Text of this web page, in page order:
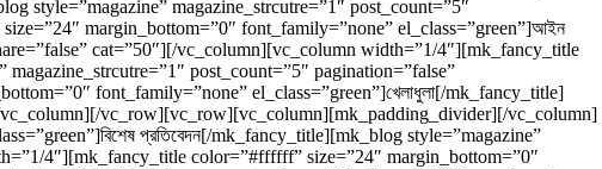
style=”magazine” magazine_strcutre=”1″ post_count=”5″
margin_bottom=”0″ font_family=”none” el_class=”green”]আইন
cat=”50″][/vc_column][vc_column width=”1/4″][mk_fancy_title
post_count=”5″ pagination=”false”
font_family=”none” el_class=”green”]খেলাধুলা[/mk_fancy_title]
vc_column][/vc_row][vc_row][vc_column][mk_padding_divider][/vc_column]
প্রতিবেদন[/mk_fancy_title][mk_blog style=”magazine”
4″][mk_fancy_title color=”#ffffff” size=”24″ margin_bottom=”0″